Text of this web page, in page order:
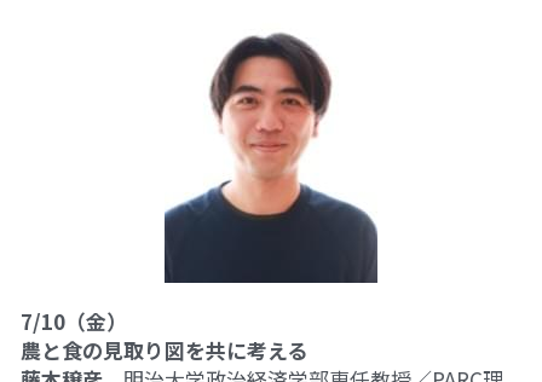
7/10（金）
農と食の見取り図を共に考える
03パレスチナ問題
02平和のための「紛争」論
01フィアレス・シティ2024
畑で実践2024
アート